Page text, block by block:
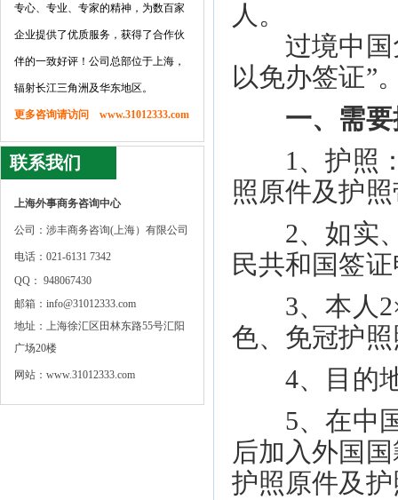
专心、专业、专家的精神，为数百家
企业提供了优质服务，获得了合作伙
伴的一致好评！公司总部位于上海，
辐射长江三角洲及华东地区。
更多咨询请访问 www.31012333.com
联系我们
上海外事商务咨询中心
公司：涉丰商务咨询(上海）有限公司
电话：021-6131 7342
QQ： 948067430
邮箱：info@31012333.com
地址：上海徐汇区田林东路55号汇阳
广场20楼
网站：www.31012333.com
人。
过境中国免
以免办签证”
一、需
1、护照：
照原件及护
2、如实、
民共和国签
3、本人
色、免冠护
4、目的地
5、在中国
后加入外国
护照原件及